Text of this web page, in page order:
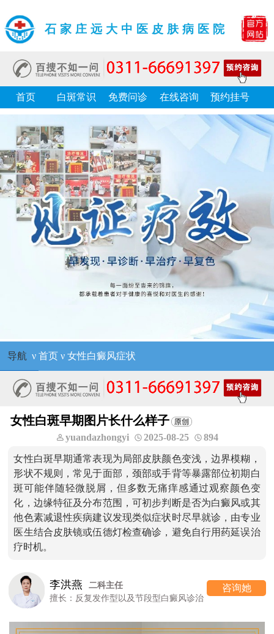
石家庄远大中医皮肤病医院
首页 白斑常识 免费问诊 在线咨询 预约挂号
导航 ν 首页ν 女性白癜风症状
女性白斑早期图片长什么样子
yuandazhongyi 2025-08-25 894
女性白斑早期通常表现为局部皮肤颜色变浅，边界模糊，
形状不规则，常见于面部，颈部或手背等暴露部位初期白
斑可能伴随轻微脱屑，但多数无痛痒感通过观察颜色变
化，边缘特征及分布范围，可初步判断是否为白癜风或其
他色素减退性疾病建议发现类似症状时尽早就诊，由专业
医生结合皮肤镜或伍德灯检查确诊，避免自行用药延误治
疗时机。
李洪燕
二科主任
擅长：反复发作型以及节段型白癜风诊治
咨询她